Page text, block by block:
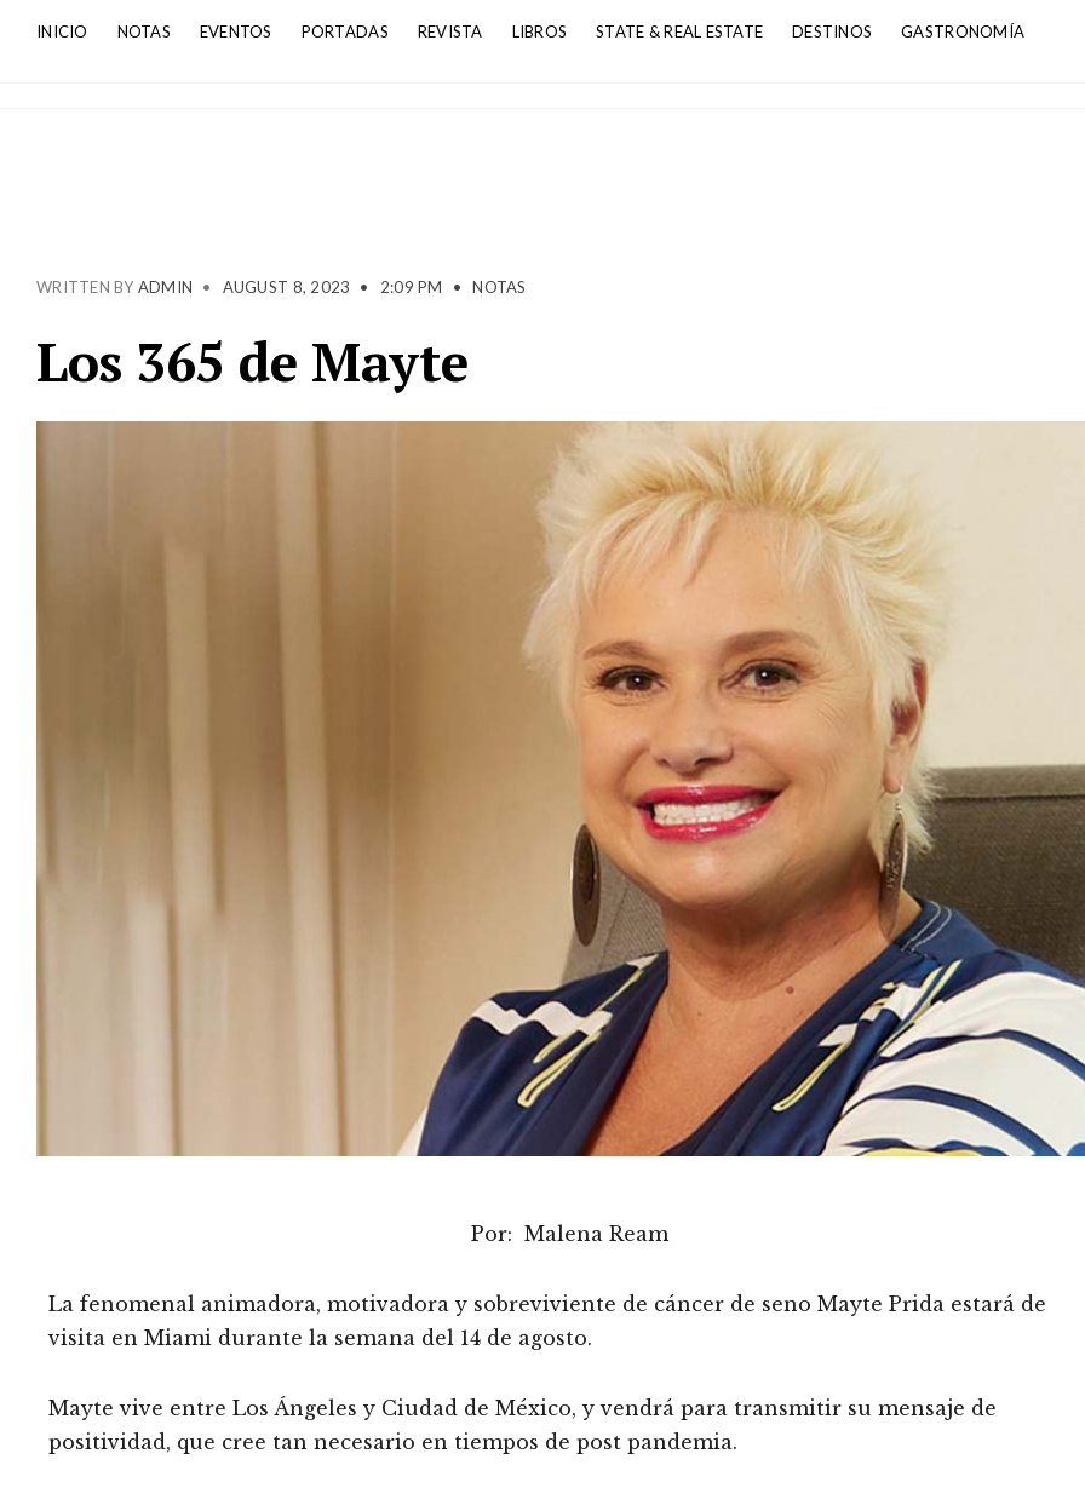
INICIO NOTAS EVENTOS PORTADAS REVISTA LIBROS STATE & REAL ESTATE DESTINOS GASTRONOMÍA
WRITTEN BY ADMIN • AUGUST 8, 2023 • 2:09 PM • NOTAS
Los 365 de Mayte
Por: Malena Ream
La fenomenal animadora, motivadora y sobreviviente de cáncer de seno Mayte Prida estará de
visita en Miami durante la semana del 14 de agosto.
Mayte vive entre Los Ángeles y Ciudad de México, y vendrá para transmitir su mensaje de
positividad, que cree tan necesario en tiempos de post pandemia.